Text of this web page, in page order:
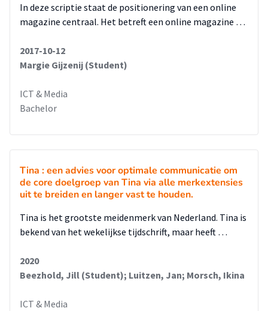
In deze scriptie staat de positionering van een online
magazine centraal. Het betreft een online magazine …
2017-10-12
Margie Gijzenij (Student)
ICT & Media
Bachelor
Tina : een advies voor optimale communicatie om
de core doelgroep van Tina via alle merkextensies
uit te breiden en langer vast te houden.
Tina is het grootste meidenmerk van Nederland. Tina is
bekend van het wekelijkse tijdschrift, maar heeft …
2020
Beezhold, Jill (Student); Luitzen, Jan; Morsch, Ikina
ICT & Media